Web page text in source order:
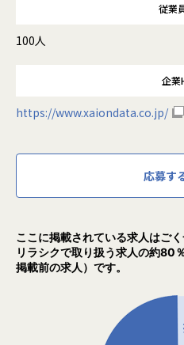
従業
100人
企業
https://www.xaiondata.co.jp/
応募す
ここに掲載されている求人はごく
リラシクで取り扱う求人の約80
掲載前の求人）です。